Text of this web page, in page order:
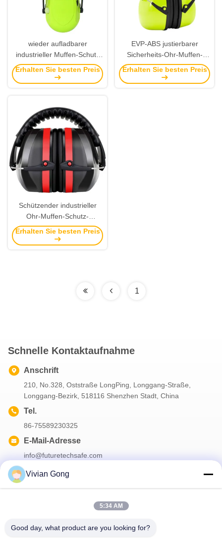
wieder aufladbarer
industrieller Muffen-Schutz
des Ohr-3.5hours mit
Antigeräusch-Verteidiger
Erhalten Sie besten Preis
EVP-ABS justierbarer
Sicherheits-Ohr-Muffen-
Schutz für Gehörschutz
Erhalten Sie besten Preis
Schützender industrieller
Ohr-Muffen-Schutz-
justierbares faltbares 31dB
NRR
Erhalten Sie besten Preis
1
Schnelle Kontaktaufnahme
Anschrift
210, No.328, Oststraße LongPing, Longgang-Straße,
Longgang-Bezirk, 518116 Shenzhen Stadt, China
Tel.
86-75589230325
E-Mail-Adresse
info@futuretechsafe.com
Abonnieren Sie unseren Newsletter für Rabatte und mehr.
Vivian Gong
5:34 AM
Good day, what product are you looking for?